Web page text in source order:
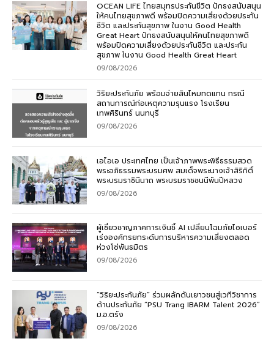
OCEAN LIFE ไทยสมุทรประกันชีวิต ปักธงสนับสนุน
ให้คนไทยสุขภาพดี พร้อมปิดความเสี่ยงด้วยประกัน
ชีวิต และประกันสุขภาพ ในงาน Good Health
Great Heart ปักธงสนับสนุนให้คนไทยสุขภาพดี
พร้อมปิดความเสี่ยงด้วยประกันชีวิต และประกัน
สุขภาพ ในงาน Good Health Great Heart
09/08/2026
วิริยะประกันภัย พร้อมจ่ายสินไหมทดแทน กรณี
สถานการณ์ก่อเหตุความรุนแรง โรงเรียน
เทพศิรินทร์ นนทบุรี
09/08/2026
เอไอเอ ประเทศไทย เป็นเจ้าภาพพระพิธีธรรมสวด
พระอภิธรรมพระบรมศพ สมเด็จพระนางเจ้าสิริกิติ์
พระบรมราชินีนาถ พระบรมราชชนนีพันปีหลวง
09/08/2026
ผู้เชี่ยวชาญภาคการเงินชี้ AI เปลี่ยนโฉมภัยไซเบอร์
เร่งองค์กรยกระดับการบริหารความเสี่ยงตลอด
ห่วงโซ่พันธมิตร
09/08/2026
“วิริยะประกันภัย” ร่วมผลักดันเยาวชนสู่เวทีวิชาการ
ด้านประกันภัย “PSU Trang IBARM Talent 2026”
ม.อ.ตรัง
09/08/2026